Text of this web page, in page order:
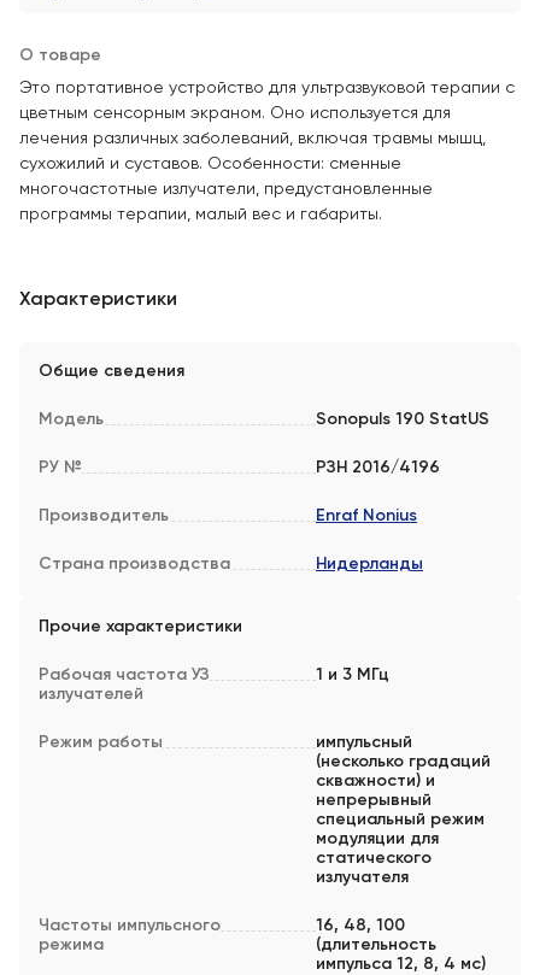
О товаре
Это портативное устройство для ультразвуковой терапии с
цветным сенсорным экраном. Оно используется для
лечения различных заболеваний, включая травмы мышц,
сухожилий и суставов. Особенности: сменные
многочастотные излучатели, предустановленные
программы терапии, малый вес и габариты.
Характеристики
Общие сведения
Модель Sonopuls 190 StatUS
РУ № РЗН 2016/4196
Производитель Enraf Nonius
Страна производства Нидерланды
Прочие характеристики
Рабочая частота УЗ
излучателей
1 и 3 МГц
Режим работы
импульсный
(несколько градаций
скважности) и
непрерывный
специальный режим
модуляции для
статического
излучателя
Частоты импульсного
режима
16, 48, 100
(длительность
импульса 12, 8, 4 мс)